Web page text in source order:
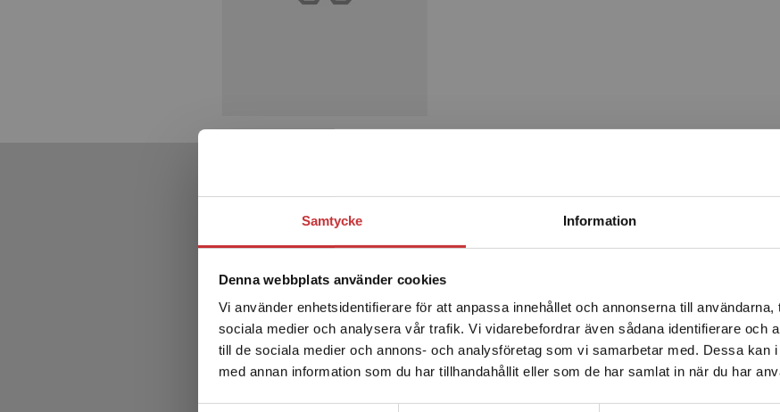
Samtycke Information
Denna webbplats använder cookies
Vi använder enhetsidentifierare för att anpassa innehållet och annonserna till
sociala medier och analysera vår trafik. Vi vidarebefordrar även sådana identifierare och
till de sociala medier och annons- och analysföretag som vi samarbetar med. Dessa kan
med annan information som du har tillhandahållit eller som de har samlat in när du har
Begränsad fraktregion
Det verkar som att du besöker studentlitteratur.se via en
enhet utanför Sverige. Vi erbjuder inte leveranser utanför
Sverige. För att kunna slutföra ett köp måste
leveransadressen vara i Sverige.Läs mer
Produkter